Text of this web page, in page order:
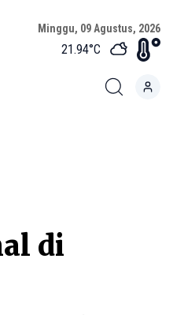
Minggu, 09 Agustus, 2026
21.94°C
di